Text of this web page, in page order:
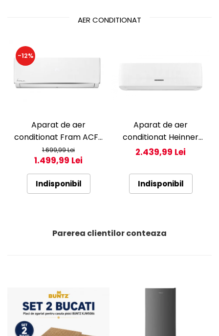
AER CONDITIONAT
-12%
Aparat de aer
conditionat Fram ACF-
HS12KITWIFI++, 12000
BTU, Wifi, Kit instalare
inclus, Functie Sleep,
Clasa A++
1.699,99 Lei
1.499,99 Lei
Indisponibil
Aparat de aer
conditionat Heinner
Pearl 12000 BTU Wi-Fi,
Smart, functie
Follow/Avoid you, HAC-
2.439,99 Lei
Indisponibil
Parerea clientilor conteaza